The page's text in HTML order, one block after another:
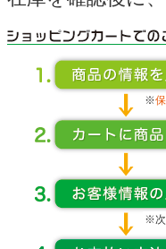
※
※次